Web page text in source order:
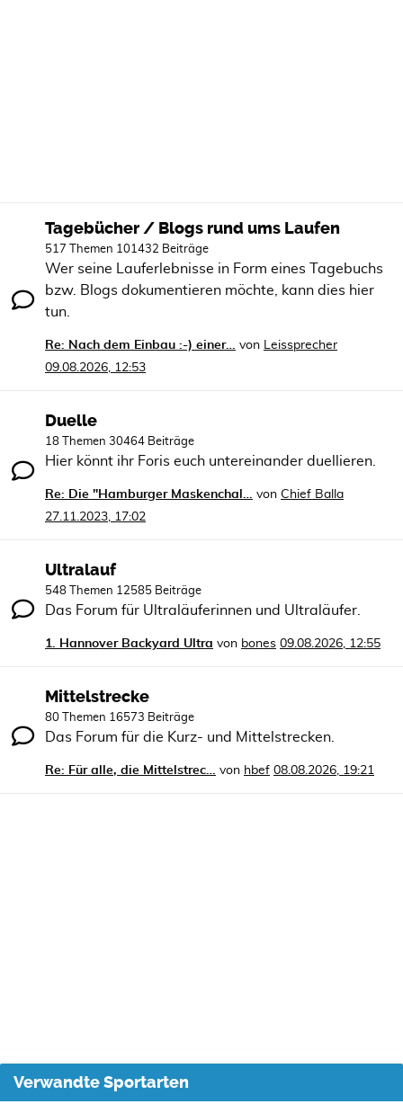
Tagebücher / Blogs rund ums Laufen
517 Themen 101432 Beiträge
Wer seine Lauferlebnisse in Form eines Tagebuchs
bzw. Blogs dokumentieren möchte, kann dies hier
tun.
Re: Nach dem Einbau :-) einer… von Leissprecher
09.08.2026, 12:53
Duelle
18 Themen 30464 Beiträge
Hier könnt ihr Foris euch untereinander duellieren.
Re: Die "Hamburger Maskenchal… von Chief Balla
27.11.2023, 17:02
Ultralauf
548 Themen 12585 Beiträge
Das Forum für Ultraläuferinnen und Ultraläufer.
1. Hannover Backyard Ultra von bones 09.08.2026, 12:55
Mittelstrecke
80 Themen 16573 Beiträge
Das Forum für die Kurz- und Mittelstrecken.
Re: Für alle, die Mittelstrec… von hbef 08.08.2026, 19:21
Verwandte Sportarten